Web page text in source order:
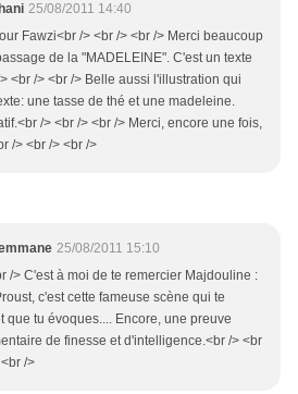
25/08/2011 14:40
Fawzi<br /> <br /> <br /> Merci beaucoup
de la "MADELEINE". C'est un texte
<br /> <br /> Belle aussi l'illustration qui
une tasse de thé et une madeleine.
/> <br /> <br /> Merci, encore une fois,
/> <br /> <br />
25/08/2011 15:10
/> C'est à moi de te remercier Majdouline :
c'est cette fameuse scène qui te
que tu évoques.... Encore, une preuve
de finesse et d'intelligence.<br /> <br
/>